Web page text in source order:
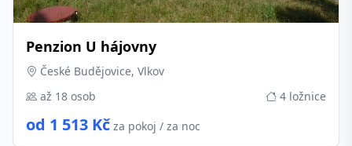
Penzion U hájovny
České Budějovice, Vlkov
až 18 osob
4 ložnice
od 1 513 Kč za pokoj / za noc